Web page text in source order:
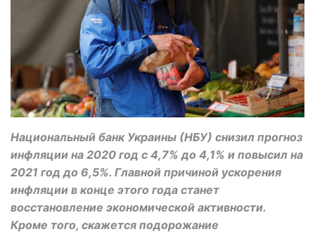
Национальный банк Украины (НБУ) снизил прогноз
инфляции на 2020 год с 4,7% до 4,1% и повысил на
2021 год до 6,5%. Главной причиной ускорения
инфляции в конце этого года станет
восстановление экономической активности.
Кроме того, скажется подорожание